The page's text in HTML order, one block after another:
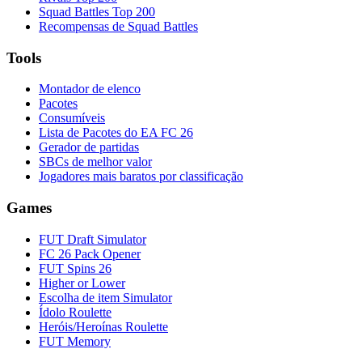
Squad Battles Top 200
Recompensas de Squad Battles
Tools
Montador de elenco
Pacotes
Consumíveis
Lista de Pacotes do EA FC 26
Gerador de partidas
SBCs de melhor valor
Jogadores mais baratos por classificação
Games
FUT Draft Simulator
FC 26 Pack Opener
FUT Spins 26
Higher or Lower
Escolha de item Simulator
Ídolo Roulette
Heróis/Heroínas Roulette
FUT Memory